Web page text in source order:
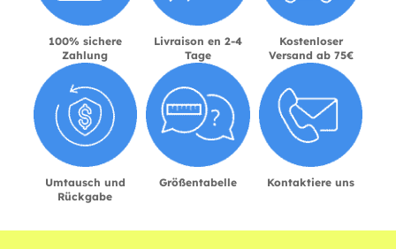
100% sichere
Zahlung
Livraison en 2-4
Tage
Kostenloser
Versand ab 75€
Umtausch und
Rückgabe
Größentabelle Kontaktiere uns